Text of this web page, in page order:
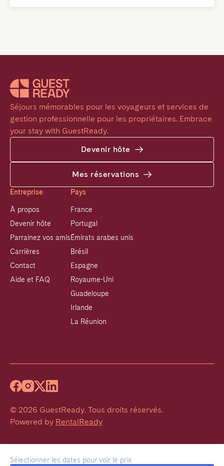
Sélectionner les dates pour voir le prix
Séjours mémorables pour les voyageurs et services de
gestion professionnelle pour les propriétaires. Embrace
your stay with GuestReady.
Devenir hôte
Mes réservations
Entreprise
À propos
Devenir hôte
Parrainez vos amis
Carrières
Contact
Aide et FAQ
Pays
France
Portugal
Émirats arabes unis
Brésil
Espagne
Royaume-Uni
Guadeloupe
Irlande
La Réunion
© 2026 GuestReady. Tous droits réservés.
Powered by RentalReady